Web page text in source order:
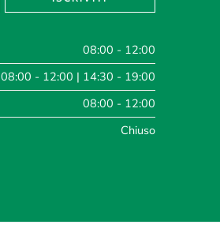
08:00 - 12:00
08:00 - 12:00 | 14:30 - 19:00
08:00 - 12:00
Chiuso